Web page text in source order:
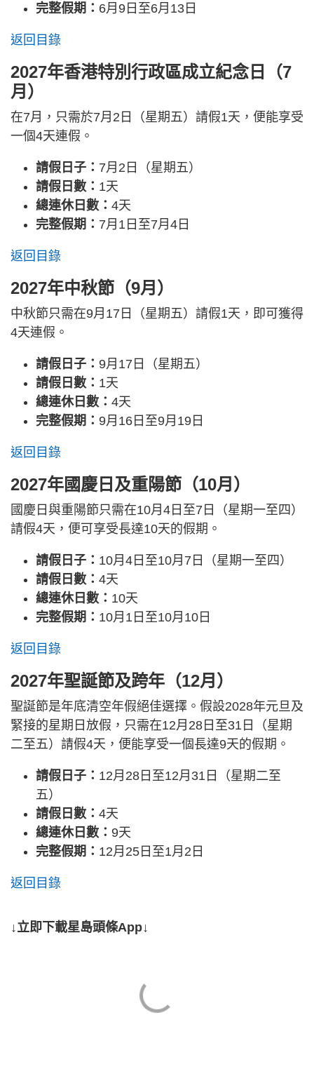
完整假期： 6月9日至6月13日
返回目錄
2027年香港特別行政區成立紀念日（7
月）
在7月，只需於7月2日（星期五）請假1天，便能享受
一個4天連假。
請假日子： 7月2日（星期五）
請假日數： 1天
總連休日數： 4天
完整假期： 7月1日至7月4日
返回目錄
2027年中秋節（9月）
中秋節只需在9月17日（星期五）請假1天，即可獲得
4天連假。
請假日子： 9月17日（星期五）
請假日數： 1天
總連休日數： 4天
完整假期： 9月16日至9月19日
返回目錄
2027年國慶日及重陽節（10月）
國慶日與重陽節只需在10月4日至7日（星期一至四）
請假4天，便可享受長達10天的假期。
請假日子： 10月4日至10月7日（星期一至四）
請假日數： 4天
總連休日數： 10天
完整假期： 10月1日至10月10日
返回目錄
2027年聖誕節及跨年（12月）
聖誕節是年底清空年假絕佳選擇。假設2028年元旦及
緊接的星期日放假，只需在12月28日至31日（星期
二至五）請假4天，便能享受一個長達9天的假期。
請假日子： 12月28日至12月31日（星期二至
五）
請假日數： 4天
總連休日數： 9天
完整假期： 12月25日至1月2日
返回目錄
↓立即下載星島頭條App↓